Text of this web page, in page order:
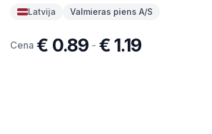
Latvija Valmieras piens A/S
Cena € 0.89 - € 1.19